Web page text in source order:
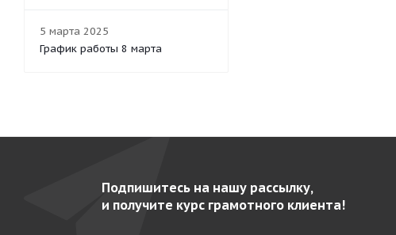
5 марта 2025
График работы 8 марта
Подпишитесь на нашу рассылку,
и получите курс грамотного клиента!